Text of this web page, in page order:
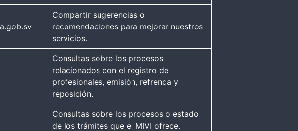
Compartir sugerencias o
recomendaciones para mejorar nuestros
servicios.
Consultas sobre los procesos
relacionados con el registro de
profesionales, emisión, refrenda y
reposición.
Consultas sobre los procesos o estado
de los trámites que el MIVI ofrece.